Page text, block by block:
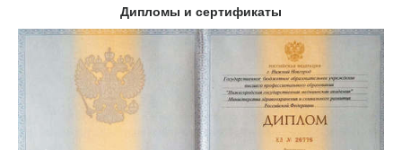
Дипломы и сертификаты